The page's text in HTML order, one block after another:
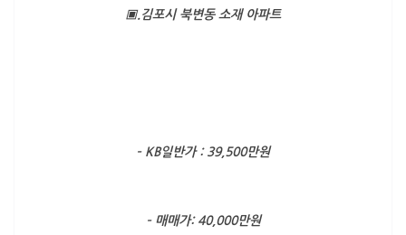
▣.김포시 북변동 소재 아파트
– KB일반가 : 39,500만원
– 매매가: 40,000만원